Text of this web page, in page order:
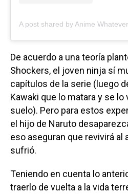
De acuerdo a una teoría
Shockers, el joven ninja sí
capítulos de la serie (luego
Kawaki que lo matara y se
suelo). Pero para estos
el hijo de Naruto
eso aseguran que revivirá al
sufrió.
Teniendo en cuenta lo
traerlo de vuelta a la vida